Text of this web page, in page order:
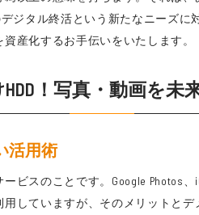
ジタル終活という新たなニーズ
産化するお手伝いをいたします。
HDD！写真・動画を
活用術
スのことです。Google Photos
していますが、そのメリットと